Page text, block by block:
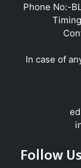
Phone No:-
In case of
Follow Us